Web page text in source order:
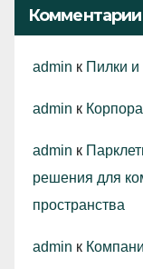
Комментарии
admin к Пилки
admin к
admin к
решения для
пространства
admin к